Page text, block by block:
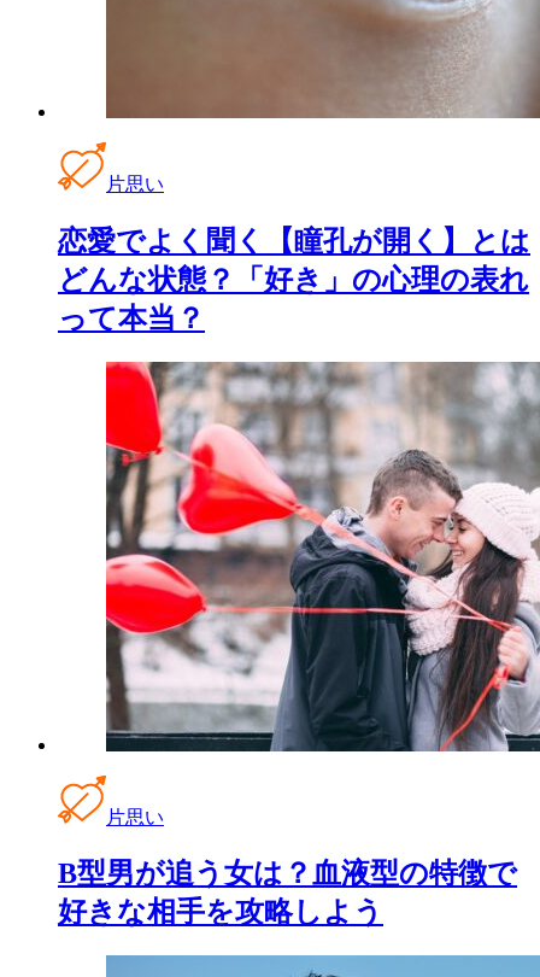
片思い
恋愛でよく聞く【瞳孔が開く】とは
どんな状態？「好き」の心理の表れ
って本当？
片思い
B型男が追う女は？血液型の特徴で
好きな相手を攻略しよう